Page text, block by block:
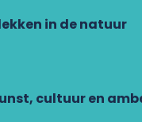
in de natuur
cultuur en